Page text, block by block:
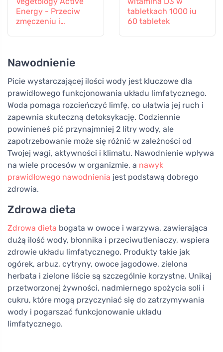
Energy - Przeciw
zmęczeniu i
tabletkach 1000 iu
60 tabletek
Nawodnienie
Picie wystarczającej ilości wody jest kluczowe dla
prawidłowego funkcjonowania układu limfatycznego.
Woda pomaga rozcieńczyć limfę, co ułatwia jej ruch i
zapewnia skuteczną detoksykację. Codziennie
powinieneś pić przynajmniej 2 litry wody, ale
zapotrzebowanie może się różnić w zależności od
Twojej wagi, aktywności i klimatu. Nawodnienie wpływa
na wiele procesów w organizmie, a nawyk
prawidłowego nawodnienia jest podstawą dobrego
zdrowia.
Zdrowa dieta
Zdrowa dieta bogata w owoce i warzywa, zawierająca
dużą ilość wody, błonnika i przeciwutleniaczy, wspiera
zdrowie układu limfatycznego. Produkty takie jak
ogórek, arbuz, cytryny, owoce jagodowe, zielona
herbata i zielone liście są szczególnie korzystne. Unikaj
przetworzonej żywności, nadmiernego spożycia soli i
cukru, które mogą przyczyniać się do zatrzymywania
wody i pogarszać funkcjonowanie układu
limfatycznego.